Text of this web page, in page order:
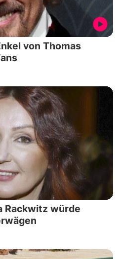
von Thomas
Rackwitz würde